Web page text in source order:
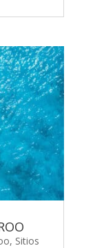
, Sitios